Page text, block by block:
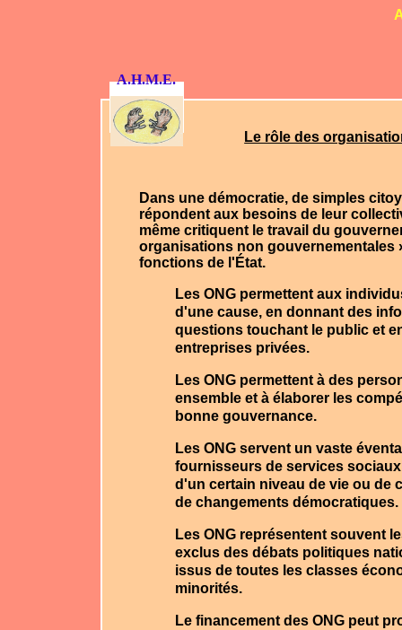
A.H.M.E.
Le rôle des
Dans une démocratie, de simples
répondent aux besoins de leur
même critiquent le travail du
organisations non gouvernementales
fonctions de l'État.
Les ONG permettent aux
d'une cause, en donnant des
questions touchant le public et
entreprises privées.
Les ONG permettent à des
ensemble et à élaborer les
bonne gouvernance.
Les ONG servent un vaste
fournisseurs de services
d'un certain niveau de vie ou de
de changements démocratiques.
Les ONG représentent souvent
exclus des débats politiques
issus de toutes les classes
minorités.
Le financement des ONG peut